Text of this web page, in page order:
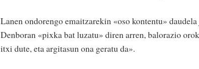
Lanen ondorengo emaitzarekin «oso kontentu»
Denboran «pixka bat luzatu» diren arren, balorazio
itxi dute, eta argitasun ona geratu da».